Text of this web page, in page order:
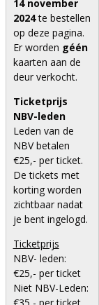
14november
2024te bestellen
op deze pagina.
Er worden géén
kaarten aan de
deur verkocht.
Ticketprijs
NBV-leden
Leden van de
NBV betalen
€25,- per ticket.
De tickets met
korting worden
zichtbaar nadat
je bent ingelogd.
Ticketprijs
NBV- leden:
€25,- per ticket
Niet NBV-Leden: